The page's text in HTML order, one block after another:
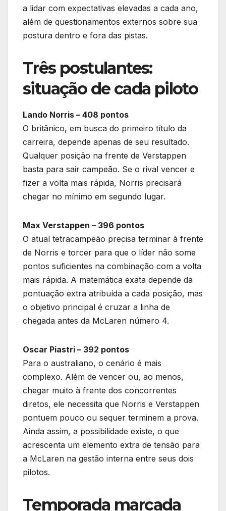
a lidar com expectativas elevadas a cada ano,
além de questionamentos externos sobre sua
postura dentro e fora das pistas.
Três postulantes:
situação de cada piloto
Lando Norris – 408 pontos
O britânico, em busca do primeiro título da
carreira, depende apenas de seu resultado.
Qualquer posição na frente de Verstappen
basta para sair campeão. Se o rival vencer e
fizer a volta mais rápida, Norris precisará
chegar no mínimo em segundo lugar.
Max Verstappen – 396 pontos
O atual tetracampeão precisa terminar à frente
de Norris e torcer para que o líder não some
pontos suficientes na combinação com a volta
mais rápida. A matemática exata depende da
pontuação extra atribuída a cada posição, mas
o objetivo principal é cruzar a linha de
chegada antes da McLaren número 4.
Oscar Piastri – 392 pontos
Para o australiano, o cenário é mais
complexo. Além de vencer ou, ao menos,
chegar muito à frente dos concorrentes
diretos, ele necessita que Norris e Verstappen
pontuem pouco ou sequer terminem a prova.
Ainda assim, a possibilidade existe, o que
acrescenta um elemento extra de tensão para
a McLaren na gestão interna entre seus dois
pilotos.
Temporada marcada